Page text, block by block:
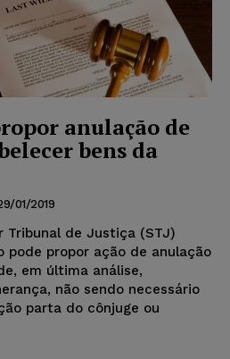
anulação de
bens da
01/2019
Tribunal de Justiça (STJ)
pode propor ação de anulação
em última análise,
não sendo necessário
parta do cônjuge ou